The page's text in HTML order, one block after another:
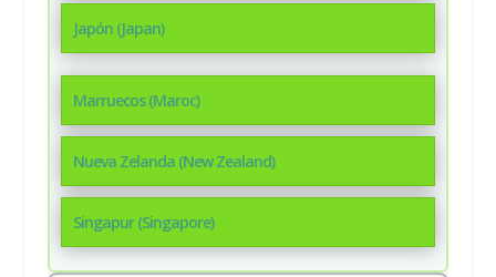
Japón (Japan)
Marruecos (Maroc)
Nueva Zelanda (New Zealand)
Singapur (Singapore)